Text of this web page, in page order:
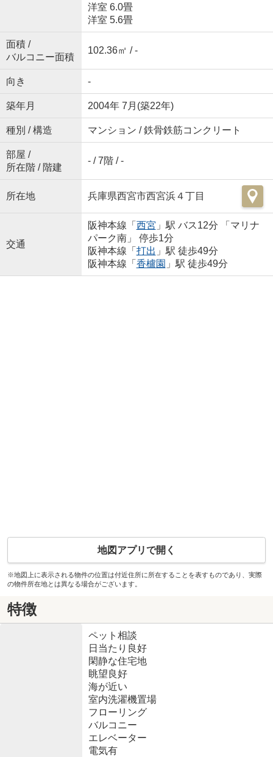
洋室 6.0畳
洋室 5.6畳
面積 /
バルコニー面積
102.36㎡ / -
向き -
築年月 2004年 7月(築22年)
種別 / 構造 マンション / 鉄骨鉄筋コンクリート
部屋 /
所在階 / 階建
- / 7階 / -
所在地 兵庫県西宮市西宮浜４丁目
交通
阪神本線「 西宮 」駅 バス12分 「マリナ
パーク南」 停歩1分
阪神本線「 打出 」駅 徒歩49分
阪神本線「 香櫨園 」駅 徒歩49分
地図アプリで開く
※地図上に表示される物件の位置は付近住所に所在することを表すものであり、実際
の物件所在地とは異なる場合がございます。
特徴
ペット相談
日当たり良好
閑静な住宅地
眺望良好
海が近い
室内洗濯機置場
フローリング
バルコニー
エレベーター
電気有